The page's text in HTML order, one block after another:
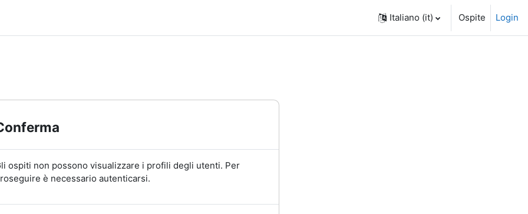
Italiano ‎(it)‎ Ospite Login
ospiti non possono visualizzare i profili degli utenti. Per
è necessario autenticarsi.